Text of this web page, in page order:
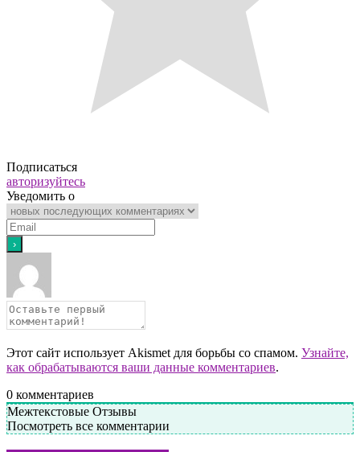
Подписаться
авторизуйтесь
Уведомить о
Этот сайт использует Akismet для борьбы со спамом. Узнайте,
как обрабатываются ваши данные комментариев.
0 комментариев
Межтекстовые Отзывы
Посмотреть все комментарии